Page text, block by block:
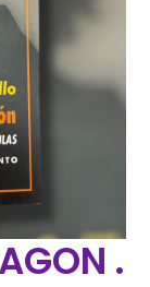
.